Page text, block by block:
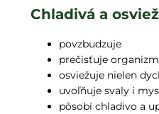
Chladivá a
povzbudzuje
prečisťuje
osviežuje nielen
uvoľňuje svaly i
pôsobí chladivo a